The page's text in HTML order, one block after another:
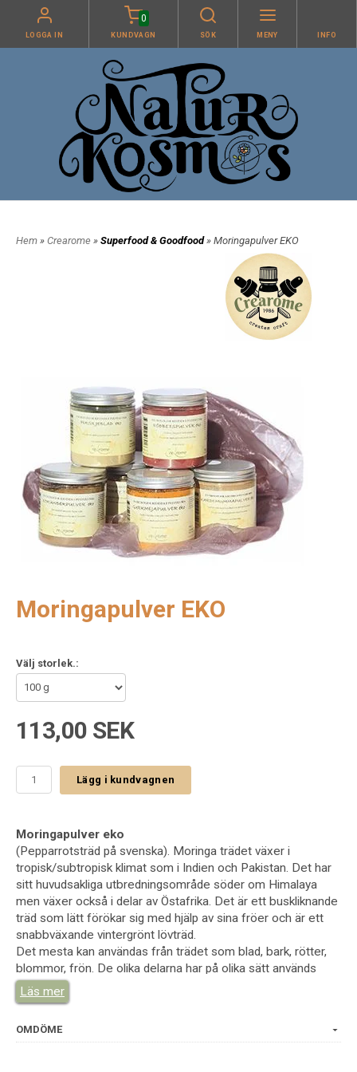
LOGGA IN
0
KUNDVAGN SÖK MENY INFO
Hem » Crearome » Superfood & Goodfood» Moringapulver EKO
Moringapulver EKO
Välj storlek.:
113,00 SEK
Lägg i kundvagnen
Moringapulver eko
(Pepparrotsträd på svenska). Moringa trädet växer i
tropisk/subtropisk klimat som i Indien och Pakistan. Det har
sitt huvudsakliga utbredningsområde söder om Himalaya
men växer också i delar av Östafrika. Det är ett buskliknande
träd som lätt förökar sig med hjälp av sina fröer och är ett
snabbväxande vintergrönt lövträd.
Det mesta kan användas från trädet som blad, bark, rötter,
blommor, frön. De olika delarna har på olika sätt används
inom Ayurvediska traditioner. Men det som är enkelt att
använda är torkat pulver från bladen som kosttillskott och
inom kosmetik/hudvård.
Läs mer
OMDÖME